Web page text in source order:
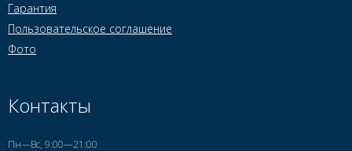
Гарантия
Пользовательское соглашение
Фото
Контакты
Пн—Вс, 9:00—21:00